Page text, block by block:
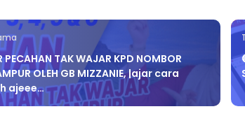
PECAHAN TAK WAJAR KPD NOMBOR
OLEH GB MIZZANIE, |ajar cara
ajeee…